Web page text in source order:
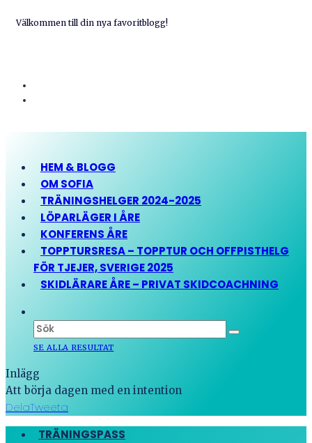
Välkommen till din nya favoritblogg!
HEM & BLOGG
OM SOFIA
TRÄNINGSHELGER 2024-2025
LÖPARLÄGER I ÅRE
KONFERENS ÅRE
TOPPTURSRESA – TOPPTUR OCH OFFPISTHELG
FÖR TJEJER, SVERIGE 2025
SKIDLÄRARE ÅRE – PRIVAT SKIDCOACHNING
SE ALLA RESULTAT
Inlägg
Att börja dagen med en intention
DelaTweeta
TRÄNINGSPASS